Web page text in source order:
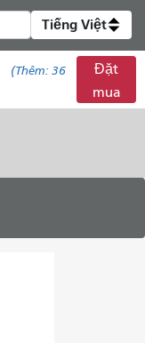
Tiếng Việt
(Thêm: 36
Đặt
mua